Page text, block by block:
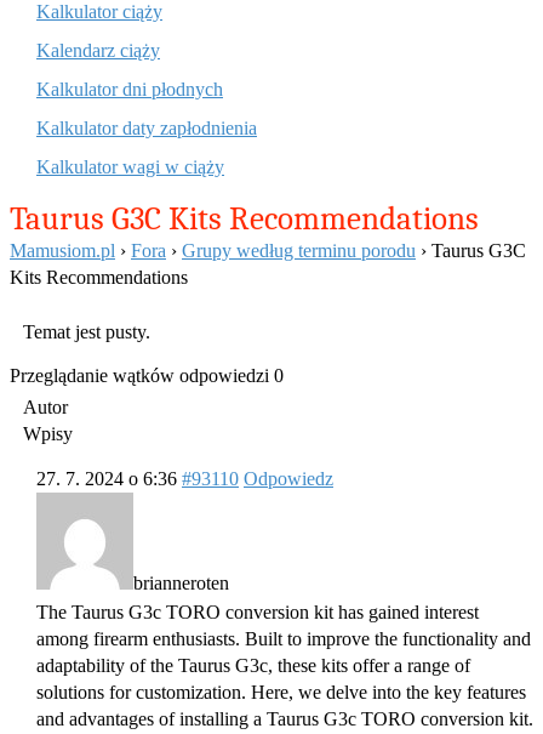
Kalkulator ciąży
Kalendarz ciąży
Kalkulator dni płodnych
Kalkulator daty zapłodnienia
Kalkulator wagi w ciąży
Taurus G3C Kits Recommendations
Mamusiom.pl › Fora › Grupy według terminu porodu › Taurus G3C
Kits Recommendations
Temat jest pusty.
Przeglądanie wątków odpowiedzi 0
Autor
Wpisy
27. 7. 2024 o 6:36 #93110 Odpowiedz
brianneroten
The Taurus G3c TORO conversion kit has gained interest
among firearm enthusiasts. Built to improve the functionality and
adaptability of the Taurus G3c, these kits offer a range of
solutions for customization. Here, we delve into the key features
and advantages of installing a Taurus G3c TORO conversion kit.